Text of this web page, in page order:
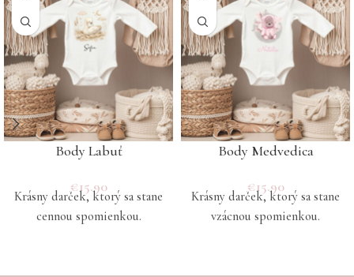
Body Labuť
€15.90
Krásny darček, ktorý sa stane
cennou spomienkou.
Body Medvedica
€15.90
Krásny darček, ktorý sa stane
vzácnou spomienkou.